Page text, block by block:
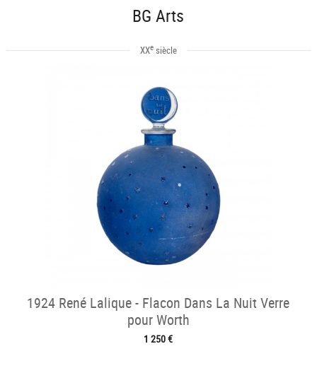
BG Arts
XXesiècle
1924 René Lalique - Flacon Dans La Nuit Verre
pour Worth
1 250 €